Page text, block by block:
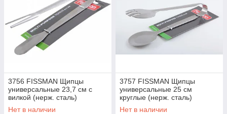
3756 FISSMAN Щипцы
универсальные 23,7 см с
вилкой (нерж. сталь)
Нет в наличии
3757 FISSMAN Щипцы
универсальные 25 см
круглые (нерж. сталь)
Нет в наличии